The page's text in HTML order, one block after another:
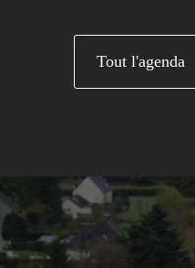
Tout l'agenda